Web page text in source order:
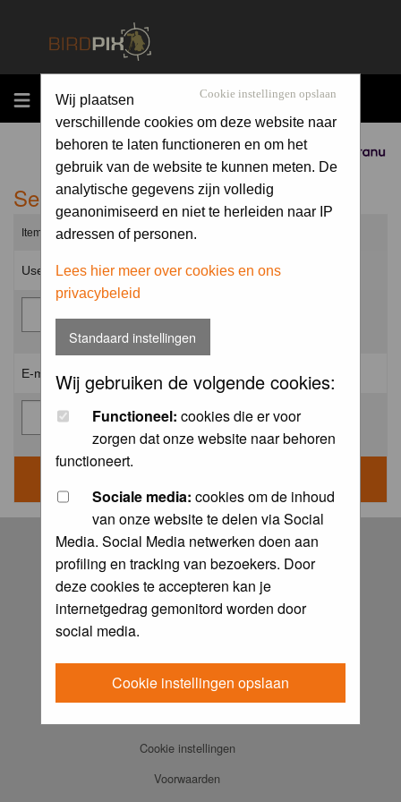
MENU
Sponsored by
Cookie instellingen opslaan
Wij plaatsen
verschillende cookies om deze website naar
behoren te laten functioneren en om het
gebruik van de website te kunnen meten. De
analytische gegevens zijn volledig
geanonimiseerd en niet te herleiden naar IP
adressen of personen.
Lees hier meer over cookies en ons
privacybeleid
Standaard instellingen
Wij gebruiken de volgende cookies:
Functioneel: cookies die er voor
zorgen dat onze website naar behoren
functioneert.
Sociale media: cookies om de inhoud
van onze website te delen via Social
Media. Social Media netwerken doen aan
profiling en tracking van bezoekers. Door
deze cookies te accepteren kan je
internetgedrag gemonitord worden door
social media.
Cookie instellingen opslaan
Send me a new password
Items marked with a * are required unless stated otherwise.
Username: *
E-mail address: *
Log in
FAQ
Contact
Praktijkboeken
Cookie instellingen
Voorwaarden